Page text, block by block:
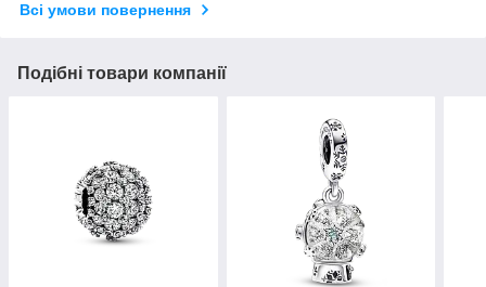
Всі умови повернення
Подібні товари компанії